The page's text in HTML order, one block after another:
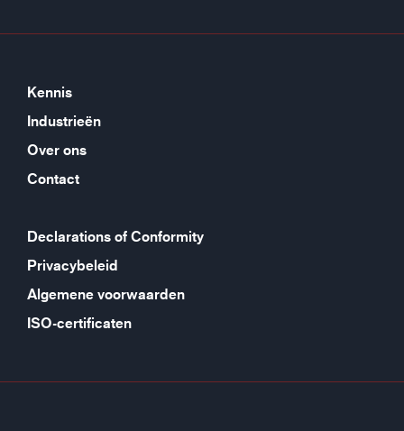
Kennis
Industrieën
Over ons
Contact
Declarations of Conformity
Privacybeleid
Algemene voorwaarden
ISO-certificaten